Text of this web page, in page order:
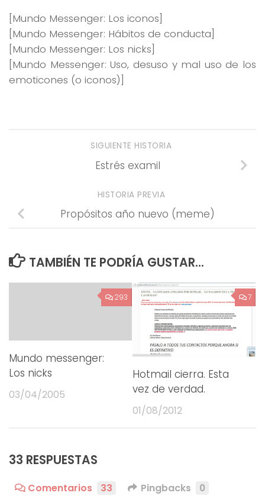
[Mundo Messenger: Los iconos]
[Mundo Messenger: Hábitos de conducta]
[Mundo Messenger: Los nicks]
[Mundo Messenger: Uso, desuso y mal uso de los
emoticones (o iconos)]
SIGUIENTE HISTORIA
Estrés examil
HISTORIA PREVIA
Propósitos año nuevo (meme)
TAMBIÉN TE PODRÍA GUSTAR...
293
Mundo messenger:
Los nicks
03/04/2005
7
Hotmail cierra. Esta
vez de verdad.
01/08/2012
33 RESPUESTAS
Comentarios 33 Pingbacks 0